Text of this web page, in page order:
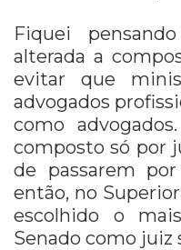
Fiquei
alterada a
evitar que
advogados
como
composto só por
de passarem
então, no
escolhido o
Senado como juiz